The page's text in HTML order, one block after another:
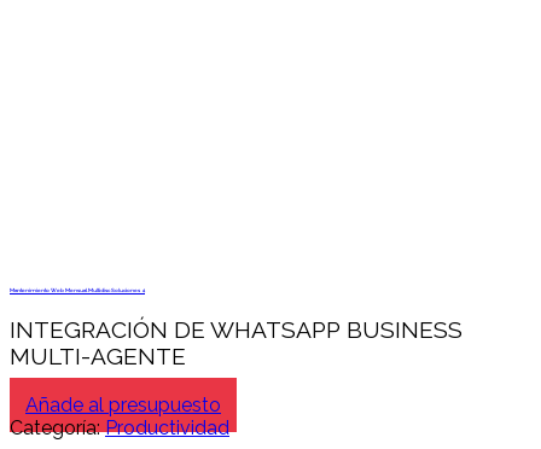
Mantenimiento Web Mensual Multidisc Soluciones 4
INTEGRACIÓN DE WHATSAPP BUSINESS
MULTI-AGENTE
Añade al presupuesto
Categoría:Productividad